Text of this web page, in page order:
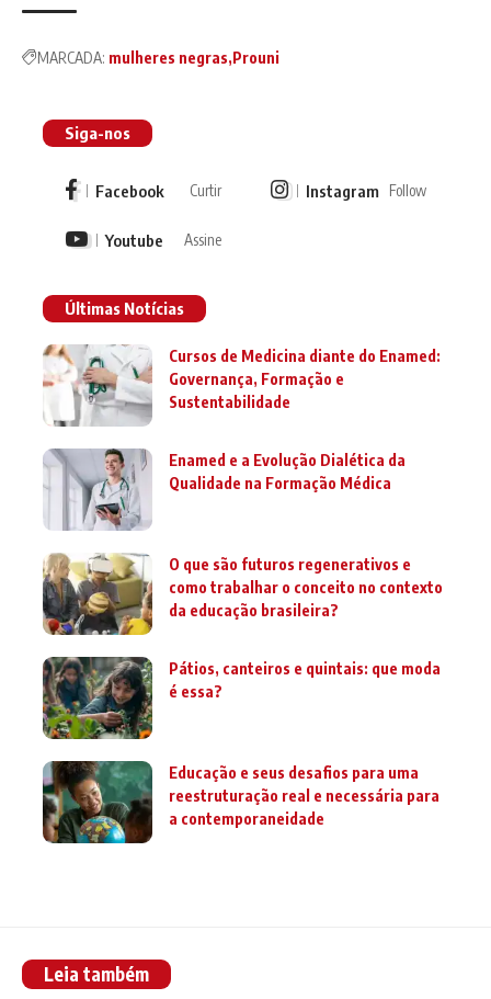
MARCADA: mulheres negras Prouni
Siga-nos
Facebook Curtir Instagram Follow
Youtube Assine
Últimas Notícias
Cursos de Medicina diante do Enamed:
Governança, Formação e
Sustentabilidade
Enamed e a Evolução Dialética da
Qualidade na Formação Médica
O que são futuros regenerativos e
como trabalhar o conceito no contexto
da educação brasileira?
Pátios, canteiros e quintais: que moda
é essa?
Educação e seus desafios para uma
reestruturação real e necessária para
a contemporaneidade
Leia também